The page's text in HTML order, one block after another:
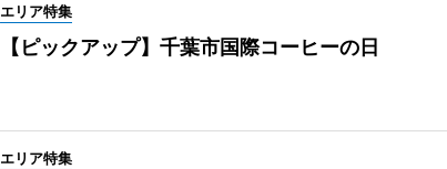
エリア特集
【ピックアップ】千葉市国際コーヒーの日
エリア特集